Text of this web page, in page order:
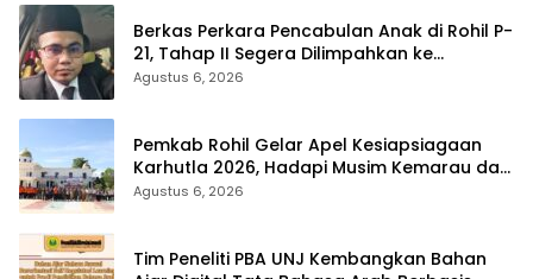
Berkas Perkara Pencabulan Anak di Rohil P-
21, Tahap II Segera Dilimpahkan ke
Kejaksaan
Agustus 6, 2026
Pemkab Rohil Gelar Apel Kesiapsiagaan
Karhutla 2026, Hadapi Musim Kemarau dan
El Nino
Agustus 6, 2026
Tim Peneliti PBA UNJ Kembangkan Bahan